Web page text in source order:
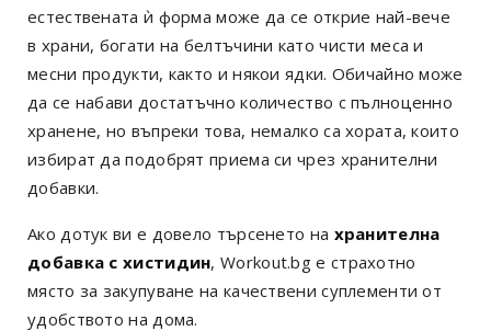
естествената ѝ форма може да се открие най-вече
в храни, богати на белтъчини като чисти меса и
месни продукти, както и някои ядки. Обичайно може
да се набави достатъчно количество с пълноценно
хранене, но въпреки това, немалко са хората, които
избират да подобрят приема си чрез хранителни
добавки.
Ако дотук ви е довело търсенето на хранителна
добавка с хистидин, Workout.bg е страхотно
място за закупуване на качествени суплементи от
удобството на дома.